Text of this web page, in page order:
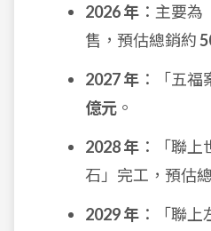
2026 年 ：主要
售，預估總銷約
2027 年 ：「五
億元 。
2028 年 ：「聯
石」完工，預估
2029 年 ：「聯上